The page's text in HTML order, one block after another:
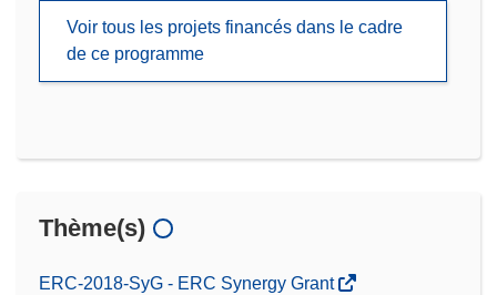
Voir tous les projets financés dans le cadre
de ce programme
Thème(s)
ERC-2018-SyG - ERC Synergy Grant